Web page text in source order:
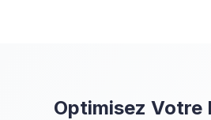
Optimisez Votre